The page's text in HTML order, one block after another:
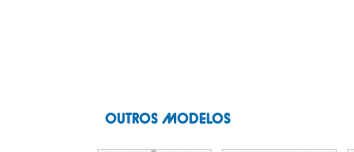
OUTROS MODELOS